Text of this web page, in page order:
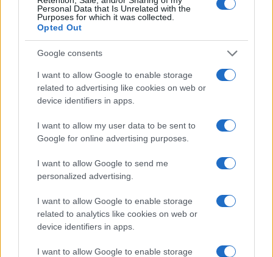
Personal Data that Is Unrelated with the
Purposes for which it was collected.
Opted Out
Google consents
I want to allow Google to enable storage
related to advertising like cookies on web or
device identifiers in apps.
I want to allow my user data to be sent to
Google for online advertising purposes.
I want to allow Google to send me
personalized advertising.
I want to allow Google to enable storage
related to analytics like cookies on web or
device identifiers in apps.
I want to allow Google to enable storage
Cardano
Avalanche $6.48
Terra Luna Classic
(LUNC)
$0.000050
MÁS LEÍDOS
Microcréditos CRECE en Cuba: Potencia y Crecimiento para